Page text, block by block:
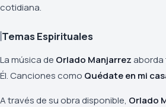
cotidiana.
Temas Espirituales
La música de Orlado Manjarrezaborda
Él. Canciones como Quédate en mi
A través de su obra disponible, Orlado